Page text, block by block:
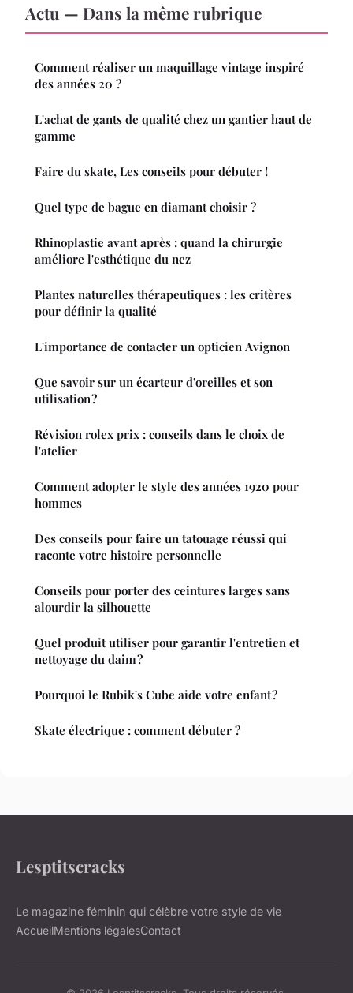
Actu — Dans la même rubrique
Comment réaliser un maquillage vintage inspiré
des années 20 ?
L'achat de gants de qualité chez un gantier haut de
gamme
Faire du skate, Les conseils pour débuter !
Quel type de bague en diamant choisir ?
Rhinoplastie avant après : quand la chirurgie
améliore l'esthétique du nez
Plantes naturelles thérapeutiques : les critères
pour définir la qualité
L'importance de contacter un opticien Avignon
Que savoir sur un écarteur d'oreilles et son
utilisation ?
Révision rolex prix : conseils dans le choix de
l'atelier
Comment adopter le style des années 1920 pour
hommes
Des conseils pour faire un tatouage réussi qui
raconte votre histoire personnelle
Conseils pour porter des ceintures larges sans
alourdir la silhouette
Quel produit utiliser pour garantir l'entretien et
nettoyage du daim ?
Pourquoi le Rubik's Cube aide votre enfant ?
Skate électrique : comment débuter ?
Lesptitscracks
Le magazine féminin qui célèbre votre style de vie
AccueilMentions légalesContact